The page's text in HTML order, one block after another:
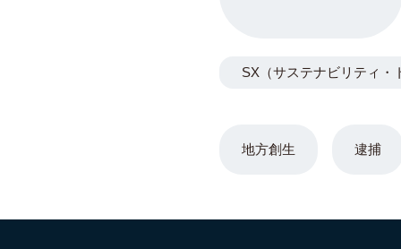
地方創生 逮捕
SX（サステナビリティ・